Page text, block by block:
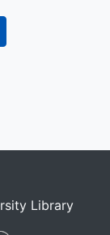
Library